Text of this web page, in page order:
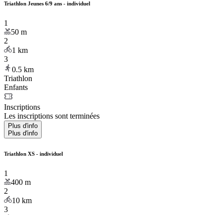
Triathlon Jeunes 6/9 ans - individuel
1
50 m
2
1 km
3
0.5 km
Triathlon
Enfants
Inscriptions
Les inscriptions sont terminées
Plus d'info
Plus d'info
Triathlon XS - individuel
1
400 m
2
10 km
3